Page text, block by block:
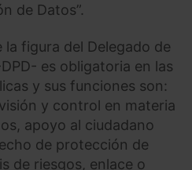
de Datos”.
la figura del Delegado de
es obligatoria en las
y sus funciones son:
y control en materia
apoyo al ciudadano
de protección de
de riesgos, enlace o